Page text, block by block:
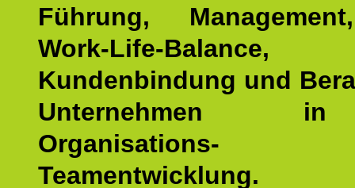
Führung,
Work-Life-Balance,
Kundenbindung und
Unternehmen
Teamentwicklung.